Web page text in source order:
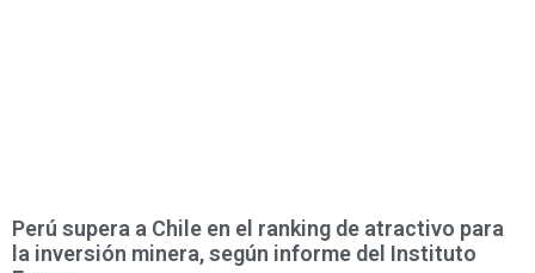
Perú supera a Chile en el ranking de atractivo para
la inversión minera, según informe del Instituto